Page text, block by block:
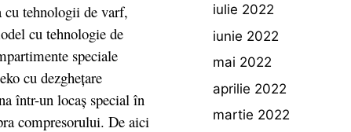
cu tehnologii de varf,
cu tehnologie de
speciale
cu dezgheţare
într-un locaş special în
compresorului. De aici
iulie 2022
iunie 2022
mai 2022
aprilie 2022
martie 2022